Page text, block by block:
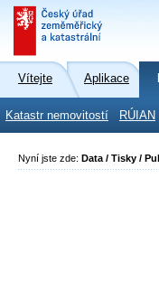
Vítejte Aplikace
Katastr nemovitostí RÚIAN
Nyní jste zde: Data / Tisky /